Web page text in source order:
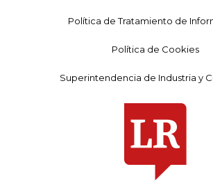
Política de Tratamiento de
Política de Cookies
Superintendencia de Industria y